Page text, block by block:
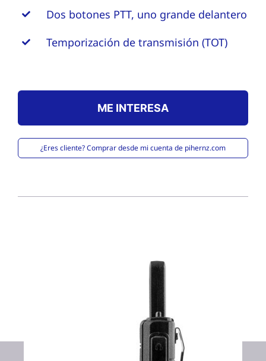
Dos botones PTT, uno grande delantero
Temporización de transmisión (TOT)
ME INTERESA
¿Eres cliente? Comprar desde mi cuenta de pihernz.com